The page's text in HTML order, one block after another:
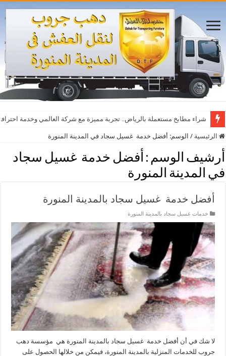
شراء مطابخ مستعملة بالرياض.. تجربة مميزة مع شركة العالمي وخدمة
الرئيسية / الوسم: أفضل خدمة غسيل سجاد في المدينة المنورة
أرشيف الوسم : أفضل خدمة غسيل سجاد
في المدينة المنورة
أفضل خدمة غسيل سجاد بالمدينة المنورة
خدمات غسيل سجاد بالمدينة المنورة
لا شك في أن أفضل خدمة غسيل سجاد بالمدينة المنورة هي مؤسسة دهب
جروب للخدمات المنزلية بالمدينة المنورة، فيمكن من خلالها الحصول على